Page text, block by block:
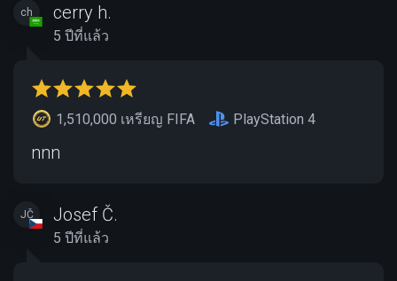
ch cerry h.
5 ปีที่แล้ว
1,510,000 เหรียญ FIFA PlayStation 4
nnn
JČ Josef Č.
5 ปีที่แล้ว